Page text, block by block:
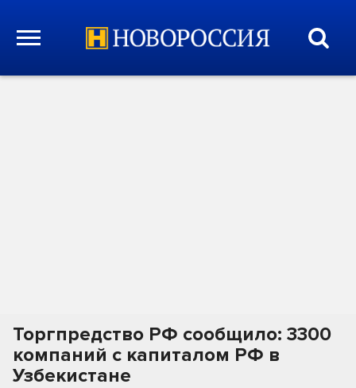
Торгпредство РФ сообщило: 3300
компаний с капиталом РФ в
Узбекистане